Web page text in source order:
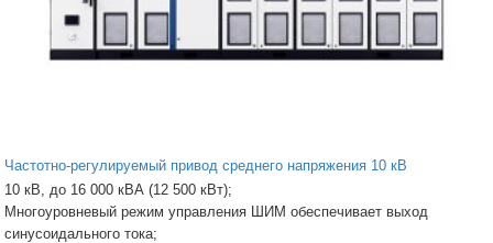
Частотно-регулируемый привод среднего напряжения 10 кВ
10 кВ, до 16 000 кВА (12 500 кВт);
Многоуровневый режим управления ШИМ обеспечивает выход
синусоидального тока;